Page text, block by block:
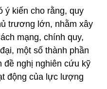
ý kiến cho rằng, quy
trương lớn, nhằm xây
mạng, chính quy,
một số thành phần
đề nghị nghiên cứu kỹ
động của lực lượng